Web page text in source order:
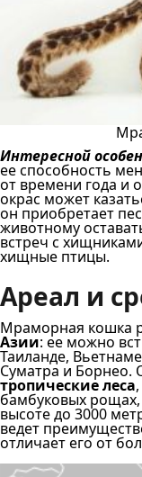
Интересной
ее способность
от времени года и
окрас может
он приобретает
животному
встреч с
хищные птицы.
Ареал и
Мраморная кошка
Азии: ее можно
Таиланде,
Суматра и Борнео.
тропические леса
бамбуковых рощах,
высоте до 3000
ведет
отличает его от